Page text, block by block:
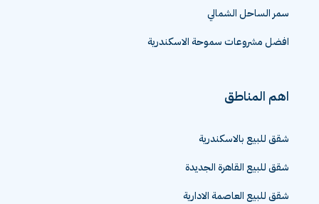
سمر الساحل الشمالي
افضل مشروعات سموحة الاسكندرية
اهم المناطق
شقق للبيع بالاسكندرية
شقق للبيع القاهرة الجديدة
شقق للبيع العاصمة الادارية